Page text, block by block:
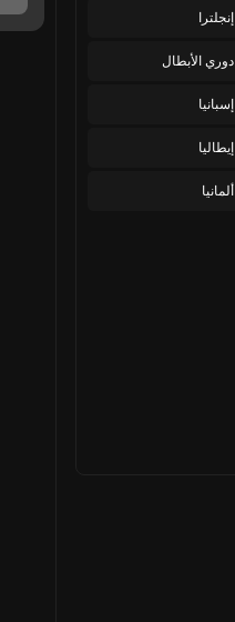
إنجلترا
دوري الأبطال
إسبانيا
إيطاليا
ألمانيا